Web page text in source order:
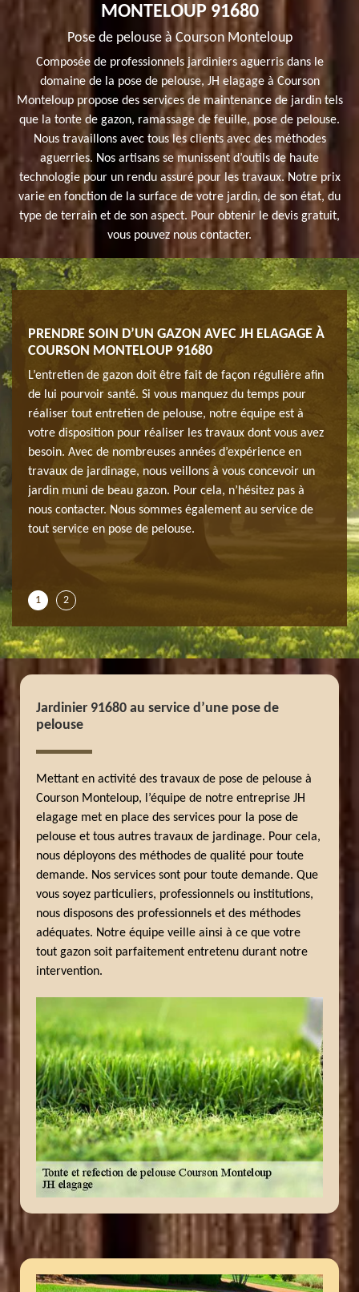
MONTELOUP 91680
Pose de pelouse à Courson Monteloup
Composée de professionnels jardiniers aguerris dans le
domaine de la pose de pelouse, JH elagage à Courson
Monteloup propose des services de maintenance de jardin tels
que la tonte de gazon, ramassage de feuille, pose de pelouse.
Nous travaillons avec tous les clients avec des méthodes
aguerries. Nos artisans se munissent d’outils de haute
technologie pour un rendu assuré pour les travaux. Notre prix
varie en fonction de la surface de votre jardin, de son état, du
type de terrain et de son aspect. Pour obtenir le devis gratuit,
vous pouvez nous contacter.
À
PRENDRE SOIN D’UN GAZON AVEC JH ELAGAGE À
COURSON MONTELOUP 91680
L’entretien de gazon doit être fait de façon régulière afin
de lui pourvoir santé. Si vous manquez du temps pour
réaliser tout entretien de pelouse, notre équipe est à
votre disposition pour réaliser les travaux dont vous avez
besoin. Avec de nombreuses années d’expérience en
travaux de jardinage, nous veillons à vous concevoir un
jardin muni de beau gazon. Pour cela, n’hésitez pas à
nous contacter. Nous sommes également au service de
tout service en pose de pelouse.
JH
;
1 2
Jardinier 91680 au service d’une pose de
pelouse
Mettant en activité des travaux de pose de pelouse à
Courson Monteloup, l’équipe de notre entreprise JH
elagage met en place des services pour la pose de
pelouse et tous autres travaux de jardinage. Pour cela,
nous déployons des méthodes de qualité pour toute
demande. Nos services sont pour toute demande. Que
vous soyez particuliers, professionnels ou institutions,
nous disposons des professionnels et des méthodes
adéquates. Notre équipe veille ainsi à ce que votre
tout gazon soit parfaitement entretenu durant notre
intervention.